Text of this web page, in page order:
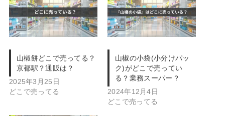
山椒餅どこで売ってる？
京都駅？通販は？
2025年3月25日
どこで売ってる
山椒の小袋(小分けパッ
ク)がどこで売ってい
る？業務スーパー？
2024年12月4日
どこで売ってる